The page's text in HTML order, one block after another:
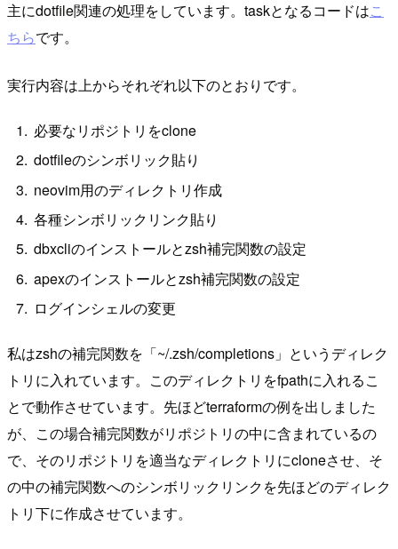
主にdotfile関連の処理をしています。taskとなるコードはこ
ちらです。
実行内容は上からそれぞれ以下のとおりです。
必要なリポジトリをclone
dotfileのシンボリック貼り
neovim用のディレクトリ作成
各種シンボリックリンク貼り
dbxcliのインストールとzsh補完関数の設定
apexのインストールとzsh補完関数の設定
ログインシェルの変更
私はzshの補完関数を「~/.zsh/completions」というディレク
トリに入れています。このディレクトリをfpathに入れるこ
とで動作させています。先ほどterraformの例を出しました
が、この場合補完関数がリポジトリの中に含まれているの
で、そのリポジトリを適当なディレクトリにcloneさせ、そ
の中の補完関数へのシンボリックリンクを先ほどのディレク
トリ下に作成させています。